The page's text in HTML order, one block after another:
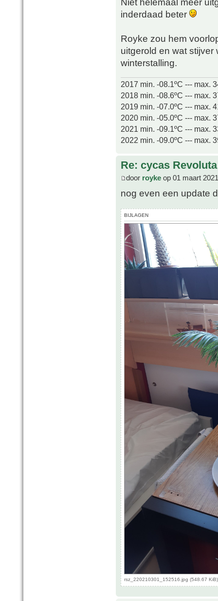
Niet helemaal meer
inderdaad beter
Royke zou hem
uitgerold en wat
winterstalling.
2017 min. -08.1ºC --- max.
2018 min. -08.6ºC --- max.
2019 min. -07.0ºC --- max.
2020 min. -05.0ºC --- max.
2021 min. -09.1ºC --- max.
2022 min. -09.0ºC --- max.
Re: cycas Revoluta
door royke op 01 maart
nog even een update
BIJLAGEN
rsz_220210301_152516.jpg (548.67